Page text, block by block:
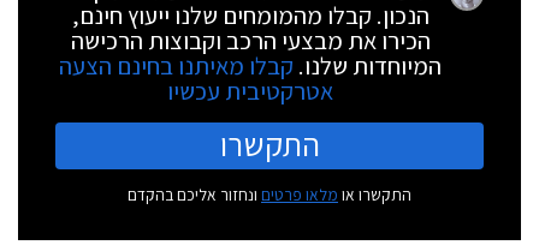
הנכון. קבלו מהמומחים שלנו ייעוץ חינם,
הכירו את מבצעי הרכב וקבוצות הרכישה
המיוחדות שלנו. קבלו מאיתנו בחינם הצעה
אטרקטיבית עכשיו
התקשרו
התקשרו או מלאו פרטים ונחזור אליכם בהקדם